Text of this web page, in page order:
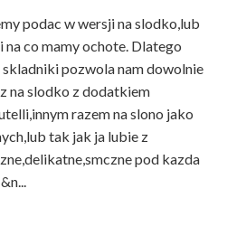
podac w wersji na slodko,lub
na co mamy ochote. Dlatego
pozwola nam dowolnie
na slodko z dodatkiem
razem na slono jako
tak jak ja lubie z
pod kazda